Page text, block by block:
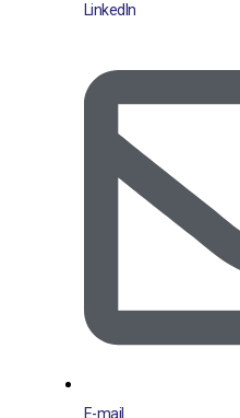
LinkedIn
E-mail